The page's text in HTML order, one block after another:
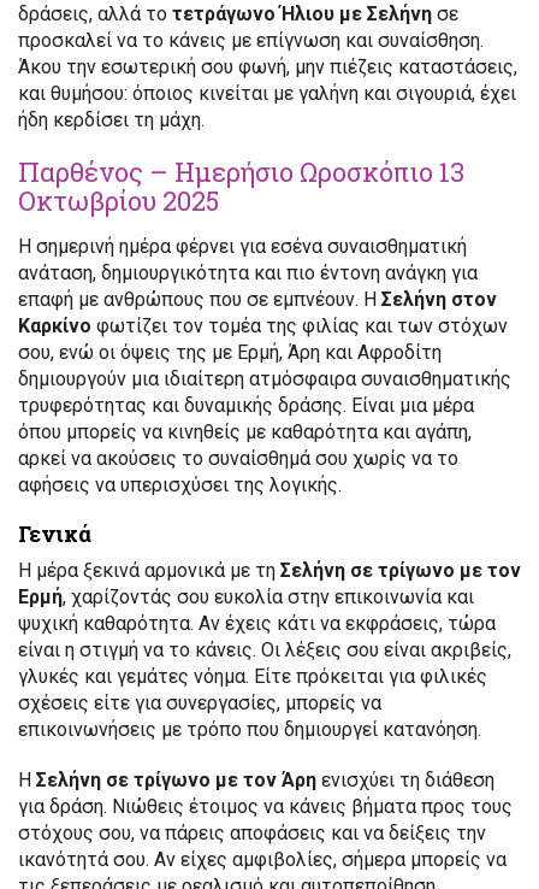
δράσεις, αλλά το τετράγωνο Ήλιου με Σελήνη σε
προσκαλεί να το κάνεις με επίγνωση και συναίσθηση.
Άκου την εσωτερική σου φωνή, μην πιέζεις καταστάσεις,
και θυμήσου: όποιος κινείται με γαλήνη και σιγουριά, έχει
ήδη κερδίσει τη μάχη.
Παρθένος – Ημερήσιο Ωροσκόπιο 13
Οκτωβρίου 2025
Η σημερινή ημέρα φέρνει για εσένα συναισθηματική
ανάταση, δημιουργικότητα και πιο έντονη ανάγκη για
επαφή με ανθρώπους που σε εμπνέουν. Η Σελήνη στον
Καρκίνο φωτίζει τον τομέα της φιλίας και των στόχων
σου, ενώ οι όψεις της με Ερμή, Άρη και Αφροδίτη
δημιουργούν μια ιδιαίτερη ατμόσφαιρα συναισθηματικής
τρυφερότητας και δυναμικής δράσης. Είναι μια μέρα
όπου μπορείς να κινηθείς με καθαρότητα και αγάπη,
αρκεί να ακούσεις το συναίσθημά σου χωρίς να το
αφήσεις να υπερισχύσει της λογικής.
Γενικά
Η μέρα ξεκινά αρμονικά με τη Σελήνη σε τρίγωνο με τον
Ερμή, χαρίζοντάς σου ευκολία στην επικοινωνία και
ψυχική καθαρότητα. Αν έχεις κάτι να εκφράσεις, τώρα
είναι η στιγμή να το κάνεις. Οι λέξεις σου είναι ακριβείς,
γλυκές και γεμάτες νόημα. Είτε πρόκειται για φιλικές
σχέσεις είτε για συνεργασίες, μπορείς να
επικοινωνήσεις με τρόπο που δημιουργεί κατανόηση.
Η Σελήνη σε τρίγωνο με τον Άρη ενισχύει τη διάθεση
για δράση. Νιώθεις έτοιμος να κάνεις βήματα προς τους
στόχους σου, να πάρεις αποφάσεις και να δείξεις την
ικανότητά σου. Αν είχες αμφιβολίες, σήμερα μπορείς να